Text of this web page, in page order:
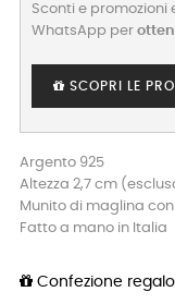
Sconti e promozioni
WhatsApp per
SCOPRI LE
Argento 925
Altezza 2,7 cm
Munito di maglina
Fatto a mano in Italia
Confezione